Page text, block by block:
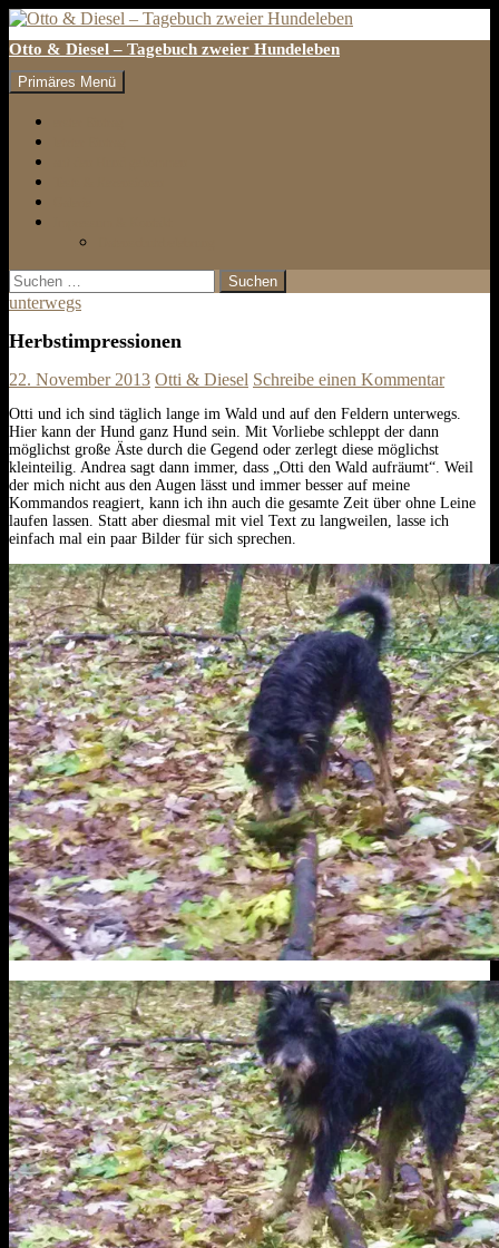
Otto & Diesel – Tagebuch zweier Hundeleben
Suchen
Primäres Menü
Inhalt
Suchen
nach:
unterwegs
Herbstimpressionen
22. November 2013 Otti & Diesel Schreibe einen Kommentar
Otti und ich sind täglich lange im Wald und auf den Feldern unterwegs.
Hier kann der Hund ganz Hund sein. Mit Vorliebe schleppt der dann
möglichst große Äste durch die Gegend oder zerlegt diese möglichst
kleinteilig. Andrea sagt dann immer, dass „Otti den Wald aufräumt“. Weil
der mich nicht aus den Augen lässt und immer besser auf meine
Kommandos reagiert, kann ich ihn auch die gesamte Zeit über ohne Leine
laufen lassen. Statt aber diesmal mit viel Text zu langweilen, lasse ich
einfach mal ein paar Bilder für sich sprechen.